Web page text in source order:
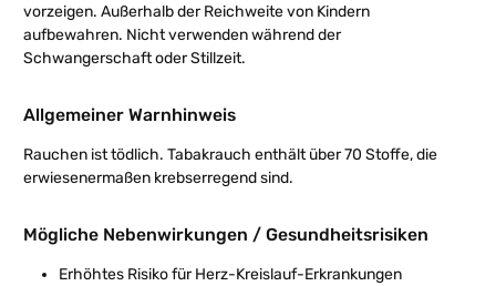
vorzeigen. Außerhalb der Reichweite von Kindern
aufbewahren. Nicht verwenden während der
Schwangerschaft oder Stillzeit.
Allgemeiner Warnhinweis
Rauchen ist tödlich. Tabakrauch enthält über 70 Stoffe, die
erwiesenermaßen krebserregend sind.
Mögliche Nebenwirkungen / Gesundheitsrisiken
Erhöhtes Risiko für Herz-Kreislauf-Erkrankungen